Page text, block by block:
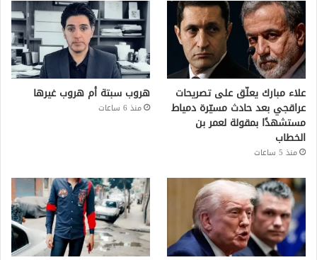
علاء مبارك يعلّق على تصريحات
عراقجي بعد حادث مسيّرة دمياط
مستشهدًا بمقولة لعمر بن
الخطاب
منذ 5 ساعات
هروب سبتة أم هروب غيرها
منذ 6 ساعات